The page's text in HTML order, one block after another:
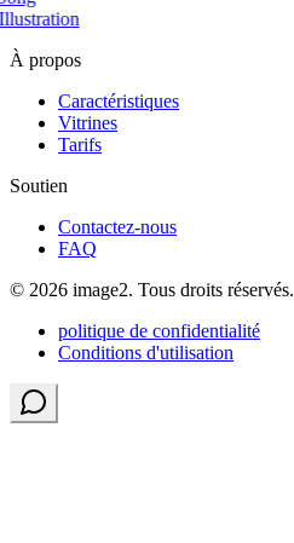
À propos
Caractéristiques
Vitrines
Tarifs
Soutien
Contactez-nous
FAQ
© 2026 image2. Tous droits réservés.
politique de confidentialité
Conditions d'utilisation